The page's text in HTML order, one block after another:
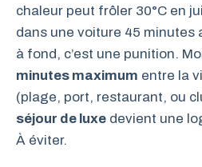
chaleur peut frôler 30°C en
dans une voiture 45 minutes
à fond, c’est une punition.
minutes maximum entre la
(plage, port, restaurant, ou
séjour de luxe devient une
À éviter.